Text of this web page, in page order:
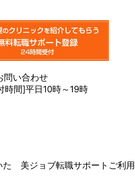
問い合わせ
間]平日10時～19時